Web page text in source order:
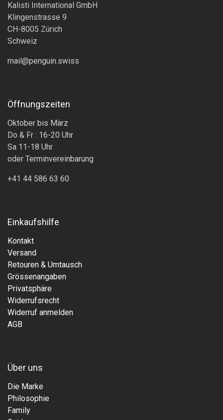
Kalisti International GmbH
Klingenstrasse 9
CH-8005 Zürich
Schweiz
mail@penguin.swiss
Öffnungszeiten
Oktober bis März
Do & Fr : 16-20 Uhr
Sa 11-18 Uhr
oder Terminvereinbarung
+41 44 586 63 60
Einkaufshilfe
Kontakt
Versand
Retouren & Umtausch
Grössenangaben
Privatsphäre
Widerrufsrecht
Widerruf anmelden
AGB
Über uns
Die Marke
Philosophie
Family